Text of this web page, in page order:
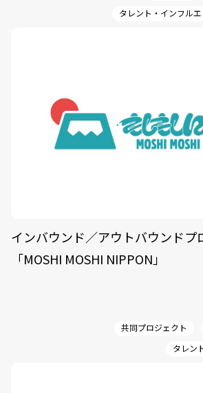
タレント・インフルエ
インバウンド／アウトバウンドプ
「MOSHI MOSHI NIPPON」
共同プロジェクト
タレン